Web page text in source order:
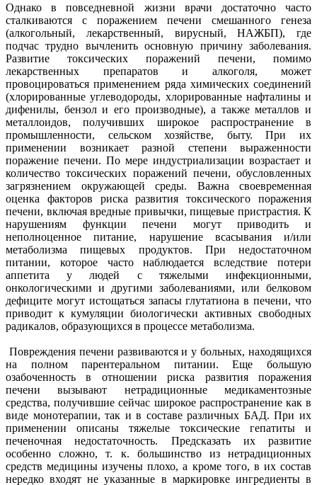
Однако в повседневной жизни врачи достаточно часто
сталкиваются с поражением печени смешанного генеза
(алкогольный, лекарственный, вирусный, НАЖБП), где
подчас трудно вычленить основную причину заболевания.
Развитие токсических поражений печени, помимо
лекарственных препаратов и алкоголя, может
провоцироваться применением ряда химических соединений
(хлорированные углеводороды, хлорированные нафталины и
дифенилы, бензол и его производные), а также металлов и
металлоидов, получивших широкое распространение в
промышленности, сельском хозяйстве, быту. При их
применении возникает разной степени выраженности
поражение печени. По мере индустриализации возрастает и
количество токсических поражений печени, обусловленных
загрязнением окружающей среды. Важна своевременная
оценка факторов риска развития токсического поражения
печени, включая вредные привычки, пищевые пристрастия. К
нарушениям функции печени могут приводить и
неполноценное питание, нарушение всасывания и/или
метаболизма пищевых продуктов. При недостаточном
питании, которое часто наблюдается вследствие потери
аппетита у людей с тяжелыми инфекционными,
онкологическими и другими заболеваниями, или белковом
дефиците могут истощаться запасы глутатиона в печени, что
приводит к кумуляции биологически активных свободных
радикалов, образующихся в процессе метаболизма.
Повреждения печени развиваются и у больных, находящихся
на полном парентеральном питании. Еще большую
озабоченность в отношении риска развития поражения
печени вызывают нетрадиционные медикаментозные
средства, получившие сейчас широкое распространение как в
виде монотерапии, так и в составе различных БАД. При их
применении описаны тяжелые токсические гепатиты и
печеночная недостаточность. Предсказать их развитие
особенно сложно, т. к. большинство из нетрадиционных
средств медицины изучены плохо, а кроме того, в их состав
нередко входят не указанные в маркировке ингредиенты в